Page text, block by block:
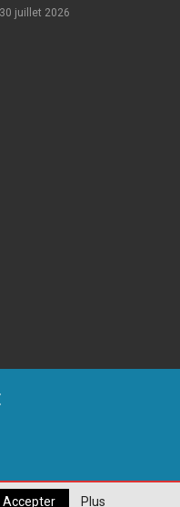
30 juillet 2026
Accepter Plus